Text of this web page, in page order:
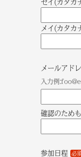
セイ(カタカ
メイ(カタカ
メールアド
入力例
確認のため
参加日程 必